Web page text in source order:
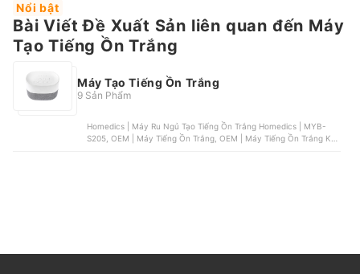
Nổi bật
Bài Viết Đề Xuất Sản liên quan đến Máy
Tạo Tiếng Ồn Trắng
Máy Tạo Tiếng Ồn Trắng
9 Sản Phẩm
Homedics | Máy Ru Ngủ Tạo Tiếng Ồn Trắng Homedics | MYB-
S205, OEM | Máy Tiếng Ồn Trắng, OEM | Máy Tiếng Ồn Trắng Kết